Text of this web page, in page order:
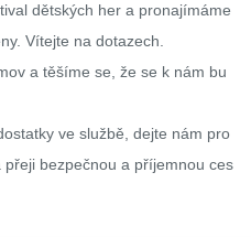
dětských her a pronajímáme
Vítejte na dotazech.
a těšíme se, že se k nám bu
ve službě, dejte nám pro
bezpečnou a příjemnou ces